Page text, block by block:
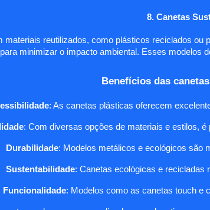
8. Canetas
materiais reutilizados, como plásticos reciclados ou
para minimizar o impacto ambiental. Esses modelos
Benefícios das
: As canetas plásticas oferecem
: Com diversas opções de materiais e estilos,
Durabilidade: Modelos metálicos e ecológicos são
Sustentabilidade: Canetas ecológicas e recicladas
Funcionalidade: Modelos como as canetas touch e